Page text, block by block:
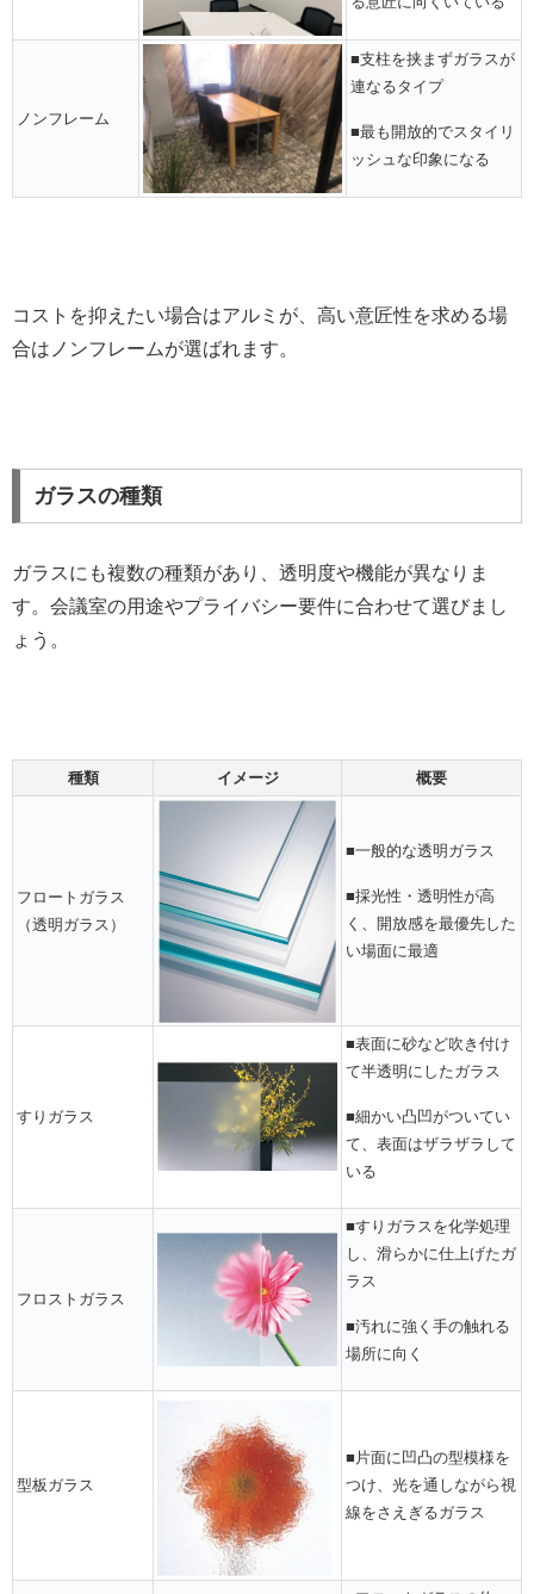
ノンフレーム
■支柱を挟まずガラスが
連なるタイプ
■最も開放的でスタイリ
ッシュな印象になる
コストを抑えたい場合はアルミが、高い意匠性を求める場
合はノンフレームが選ばれます。
ガラスの種類
ガラスにも複数の種類があり、透明度や機能が異なりま
す。会議室の用途やプライバシー要件に合わせて選びまし
ょう。
種類 イメージ 概要
フロートガラス
（透明ガラス）
■一般的な透明ガラス
■採光性・透明性が高
く、開放感を最優先した
い場面に最適
すりガラス
■表面に砂など吹き付け
て半透明にしたガラス
■細かい凸凹がついてい
て、表面はザラザラして
いる
フロストガラス
■すりガラスを化学処理
し、滑らかに仕上げたガ
ラス
■汚れに強く手の触れる
場所に向く
型板ガラス
■片面に凹凸の型模様を
つけ、光を通しながら視
線をさえぎるガラス